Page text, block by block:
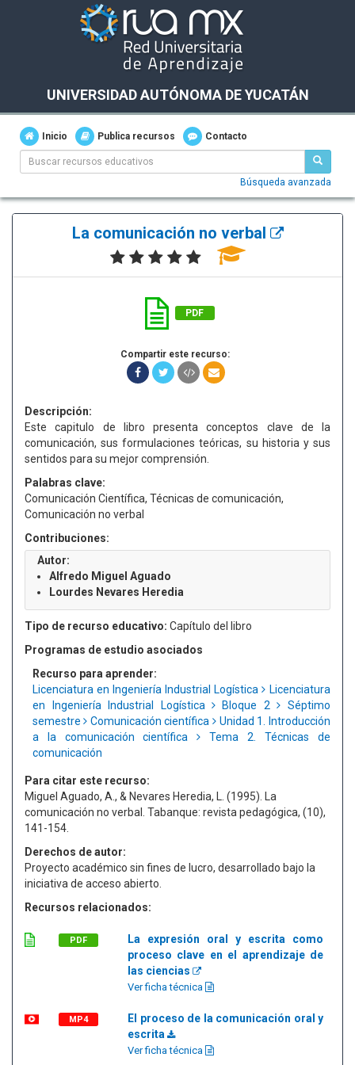
UNIVERSIDAD AUTÓNOMA DE YUCATÁN
Inicio Publica recursos Contacto
Búsqueda avanzada
La comunicación no verbal
PDF
Compartir este recurso:
Descripción:
Este capitulo de libro presenta conceptos clave de la
comunicación, sus formulaciones teóricas, su historia y sus
sentidos para su mejor comprensión.
Palabras clave:
Comunicación Científica, Técnicas de comunicación,
Comunicación no verbal
Contribuciones:
Autor:
Alfredo Miguel Aguado
Lourdes Nevares Heredia
Tipo de recurso educativo: Capítulo del libro
Programas de estudio asociados
Recurso para aprender:
Licenciatura en Ingeniería Industrial Logística
Licenciatura
en Ingeniería Industrial Logística
Bloque 2
Séptimo
semestre
Comunicación científica
Unidad 1. Introducción
a la comunicación científica
Tema 2. Técnicas de
comunicación
Para citar este recurso:
Miguel Aguado, A., & Nevares Heredia, L. (1995). La
comunicación no verbal. Tabanque: revista pedagógica, (10),
141-154.
Derechos de autor:
Proyecto académico sin fines de lucro, desarrollado bajo la
iniciativa de acceso abierto.
Recursos relacionados:
PDF
La expresión oral y escrita como
proceso clave en el aprendizaje de
las ciencias
Ver ficha técnica
MP4
El proceso de la comunicación oral y
escrita
Ver ficha técnica